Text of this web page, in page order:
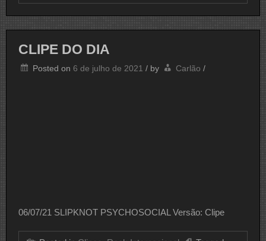
CLIPE DO DIA
Posted on 6 de julho de 2021 / by Carlão /
06/07/21 SLIPKNOT PSYCHOSOCIAL Versão: Clipe